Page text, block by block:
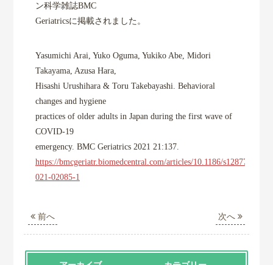
ン科学雑誌BMC
Geriatricsに掲載されました。
Yasumichi Arai, Yuko Oguma, Yukiko Abe, Midori
Takayama, Azusa Hara,
Hisashi Urushihara & Toru Takebayashi. Behavioral
changes and hygiene
practices of older adults in Japan during the first wave of
COVID-19
emergency. BMC Geriatrics 2021 21:137.
https://bmcgeriatr.biomedcentral.com/articles/10.1186/s12877-
021-02085-1
前へ 次へ